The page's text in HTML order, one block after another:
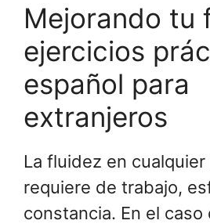
Mejorando tu
ejercicios
español para
extranjeros
La fluidez en cualquier
requiere de trabajo,
constancia. En el caso